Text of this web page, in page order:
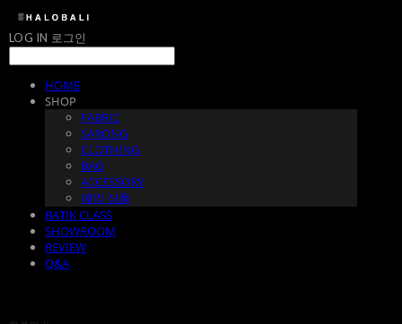
LOG IN 로그인
HOME
SHOP
FABRIC
SARONG
CLOTHING
BAG
ACCESSORY
예약 상품
BATIK CLASS
SHOWROOM
REVIEW
Q&A